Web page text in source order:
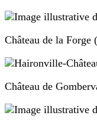
Château de la
Château de